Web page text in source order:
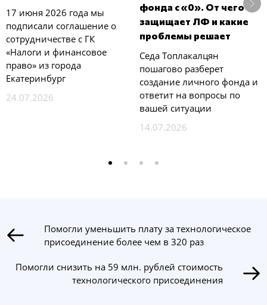
17 июня 2026 года мы
подписали соглашение о
сотрудничестве с ГК
«Налоги и финансовое
право» из города
Екатеринбург
24.07.2026
фонда с «0». От чего
защищает ЛФ и какие
проблемы решает
Седа Топлакалцян
пошагово разберет
создание личного фонда и
ответит на вопросы по
вашей ситуации
14.07.2026
Помогли уменьшить плату за технологическое
присоединение более чем в 320 раз
Помогли снизить на 59 млн. рублей стоимость
технологического присоединения